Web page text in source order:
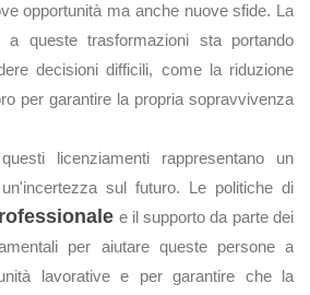
opportunità ma anche nuove sfide. La
a queste trasformazioni sta portando
decisioni difficili, come la riduzione
per garantire la propria sopravvivenza
licenziamenti rappresentano un
sul futuro. Le politiche di
e il supporto da parte dei
per aiutare queste persone a
lavorative e per garantire che la